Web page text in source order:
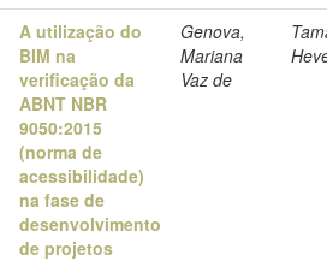
A utilização do
BIM na
verificação da
ABNT NBR
9050:2015
(norma de
acessibilidade)
na fase de
desenvolvimento
de projetos
Genova,
Mariana
Vaz de